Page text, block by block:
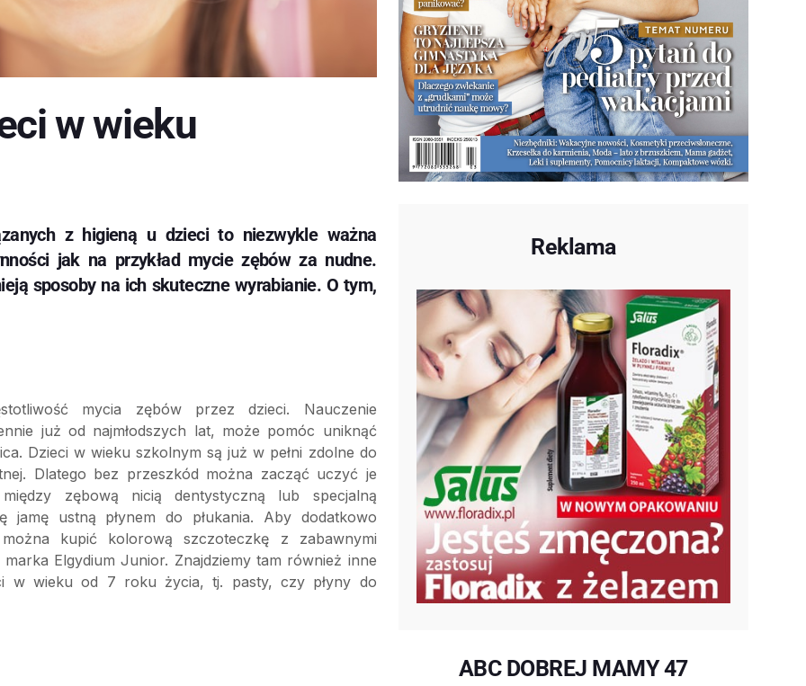
w wieku
z higieną u dzieci to niezwykle ważna
jak na przykład mycie zębów za nudne.
sposoby na ich skuteczne wyrabianie. O tym,
mycia zębów przez dzieci. Nauczenie
już od najmłodszych lat, może pomóc uniknąć
Dzieci w wieku szkolnym są już w pełni zdolne do
Dlatego bez przeszkód można zacząć uczyć je
zębową nicią dentystyczną lub specjalną
ustną płynem do płukania. Aby dodatkowo
kupić kolorową szczoteczkę z zabawnymi
Elgydium Junior. Znajdziemy tam również inne
w wieku od 7 roku życia, tj. pasty, czy płyny do
Reklama
ABC DOBREJ MAMY 47